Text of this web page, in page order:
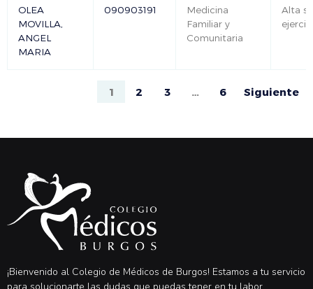
OLEA
MOVILLA,
ANGEL
MARIA
090903191
Medicina
Familiar y
Comunitaria
Alta
1 2 3 … 6 Siguiente
¡Bienvenido al Colegio de Médicos de Burgos! Estamos a tu servicio